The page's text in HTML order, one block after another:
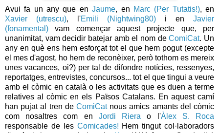
Avui fa un any que enJaume, en Marc (Per Tutatis!), en
Xavier (utrescu), l'Emili (Nightwing80) i en Javier
(fonamental) vam començar aquest projecte que, per
unanimitat, vam decidir batejar amb el nom deComiCat. Un
any en què ens hem esforçat tot el que hem pogut (excepte
el mes d'agost, ho hem de reconèixer, però tothom es mereix
unes vacances, oi?) per tal de difondre notícies, ressenyes,
reportatges, entrevistes, concursos... tot el que tingui a veure
amb el còmic en català o les activitats que es duen a terme
relatives al còmic en els Països Catalans. En aquest camí
han pujat al tren de ComiCatnous amics amants del còmic
com nosaltres com en Jordi Riera o l'Àlex S. Roca
responsable de les Comicades! Hem tingut col·laboradors